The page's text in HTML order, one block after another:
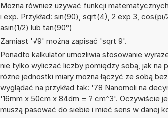
Można również używać funkcji
i exp. Przykład: sin(90), sqrt(4), 2 exp 3,
asin(1/2) lub tan(90°)
Zamiast '√9' można zapisać 'sqrt 9'.
Ponadto kalkulator umożliwia stosowanie
nie tylko wyliczać liczby pomiędzy sobą, jak na
różne jednostki miary można łączyć ze sobą
wyglądać na przykład tak: '78 Nanomoli na
'16mm x 50cm x 84dm = ? cm^3'. Oczywiście
muszą pasować do siebie i mieć sens w danej